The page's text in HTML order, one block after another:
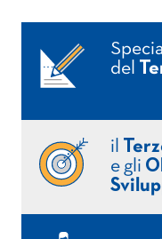
del
il
e gli